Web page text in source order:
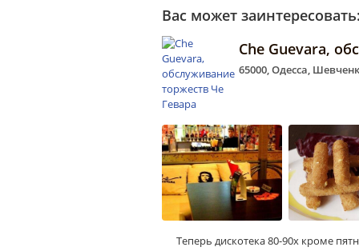
Вас может
Che Guevara,
65000, Одесса,
Теперь дискотека 80-90х кроме